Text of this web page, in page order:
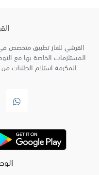
القرشي للغاز تطبيق متخصص
المستلزمات الخاصة بها مع
المكرمة استلام الطلبات من الساعه 8 صباحا الى